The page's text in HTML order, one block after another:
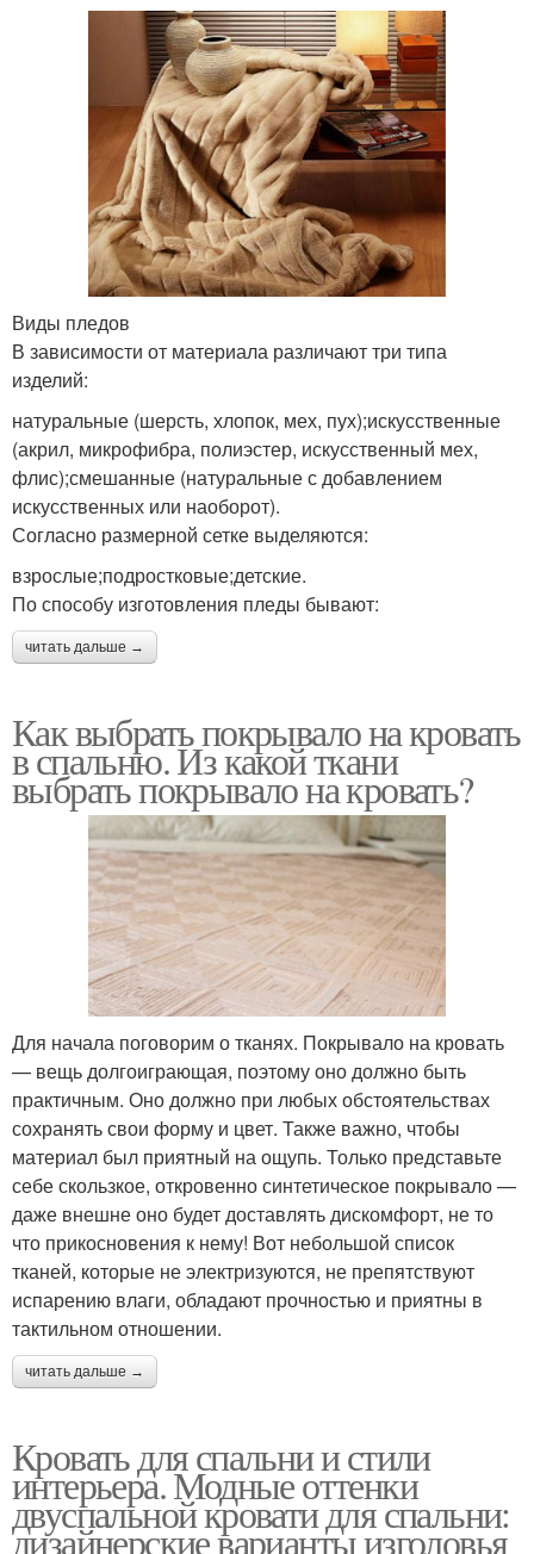
Виды пледов
В зависимости от материала различают три типа
изделий:
натуральные (шерсть, хлопок, мех, пух);искусственные
(акрил, микрофибра, полиэстер, искусственный мех,
флис);смешанные (натуральные с добавлением
искусственных или наоборот).
Согласно размерной сетке выделяются:
взрослые;подростковые;детские.
По способу изготовления пледы бывают:
читать дальше →
Как выбрать покрывало на кровать
в спальню. Из какой ткани
выбрать покрывало на кровать?
Для начала поговорим о тканях. Покрывало на кровать
— вещь долгоиграющая, поэтому оно должно быть
практичным. Оно должно при любых обстоятельствах
сохранять свои форму и цвет. Также важно, чтобы
материал был приятный на ощупь. Только представьте
себе скользкое, откровенно синтетическое покрывало —
даже внешне оно будет доставлять дискомфорт, не то
что прикосновения к нему! Вот небольшой список
тканей, которые не электризуются, не препятствуют
испарению влаги, обладают прочностью и приятны в
тактильном отношении.
читать дальше →
Кровать для спальни и стили
интерьера. Модные оттенки
двуспальной кровати для спальни:
дизайнерские варианты изголовья